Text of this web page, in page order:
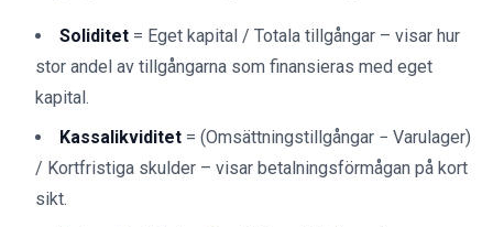
Soliditet = Eget kapital / Totala tillgångar – visar hur
stor andel av tillgångarna som finansieras med eget
kapital.
Kassalikviditet = (Omsättningstillgångar − Varulager)
/ Kortfristiga skulder – visar betalningsförmågan på kort
sikt.